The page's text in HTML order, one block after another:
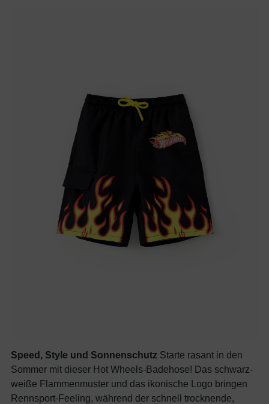
Speed, Style und Sonnenschutz Starte rasant in den
Sommer mit dieser Hot Wheels-Badehose! Das schwarz-
weiße Flammenmuster und das ikonische Logo bringen
Rennsport-Feeling, während der schnell trocknende,